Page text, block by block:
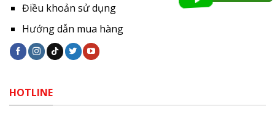
Điều khoản sử dụng
Hướng dẫn mua hàng
HOTLINE